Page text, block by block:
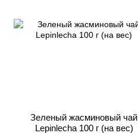
Зеленый жасминовый чай
Lepinlecha 100 г (на вес)